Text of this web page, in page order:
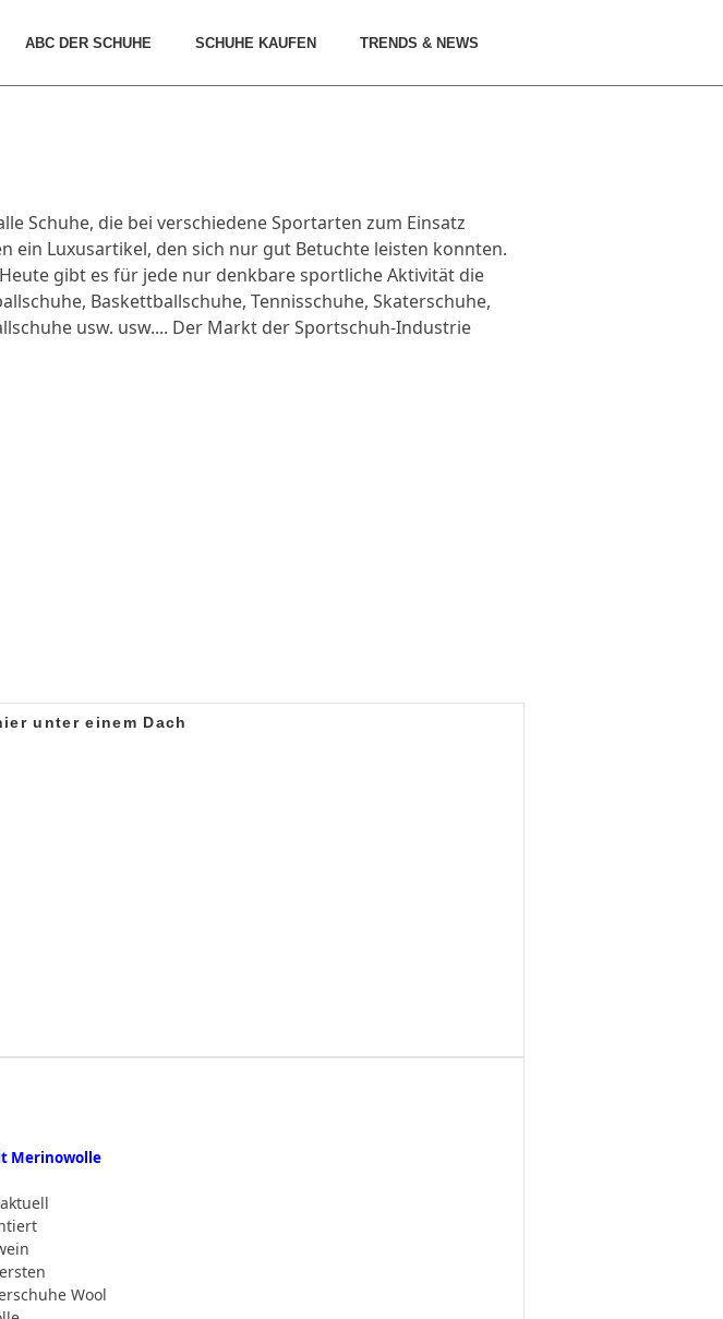
ABC DER SCHUHE SCHUHE KAUFEN TRENDS & NEWS
Schuhe, die bei verschiedene Sportarten zum Einsatz
ein Luxusartikel, den sich nur gut Betuchte leisten konnten.
gibt es für jede nur denkbare sportliche Aktivität die
Baskettballschuhe, Tennisschuhe, Skaterschuhe,
usw. usw.... Der Markt der Sportschuh-Industrie
unter einem Dach
Merinowolle
Wool